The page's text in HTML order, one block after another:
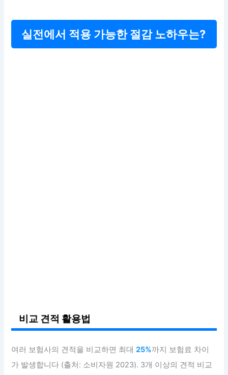
실전에서 적용 가능한 절감 노하우는?
비교 견적 활용법
여러 보험사의 견적을 비교하면 최대25%까지 보험료 차이
가 발생합니다 (출처: 소비자원 2023). 3개 이상의 견적 비교